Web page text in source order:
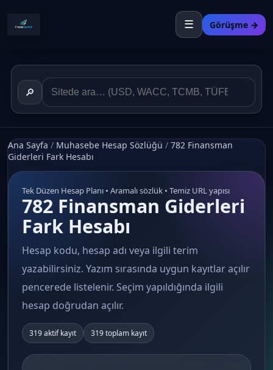
☰ Görüşme →
🔎
Ana Sayfa / Muhasebe Hesap Sözlüğü / 782 Finansman
Giderleri Fark Hesabı
Tek Düzen Hesap Planı • Aramalı sözlük • Temiz URL yapısı
782 Finansman Giderleri
Fark Hesabı
Hesap kodu, hesap adı veya ilgili terim
yazabilirsiniz. Yazım sırasında uygun kayıtlar açılır
pencerede listelenir. Seçim yapıldığında ilgili
hesap doğrudan açılır.
319 aktif kayıt 319 toplam kayıt